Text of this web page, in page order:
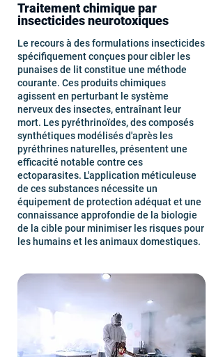
Traitement chimique par
insecticides neurotoxiques
Le recours à des formulations insecticides
spécifiquement conçues pour cibler les
punaises de lit constitue une méthode
courante. Ces produits chimiques
agissent en perturbant le système
nerveux des insectes, entraînant leur
mort. Les pyréthrinoïdes, des composés
synthétiques modélisés d'après les
pyréthrines naturelles, présentent une
efficacité notable contre ces
ectoparasites. L'application méticuleuse
de ces substances nécessite un
équipement de protection adéquat et une
connaissance approfondie de la biologie
de la cible pour minimiser les risques pour
les humains et les animaux domestiques.